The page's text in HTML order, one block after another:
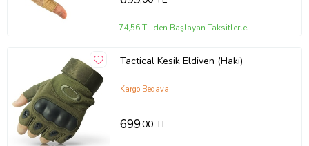
74,56 TL'den Başlayan Taksitlerle
Tactical Kesik Eldiven (Haki)
Kargo Bedava
699,00 TL